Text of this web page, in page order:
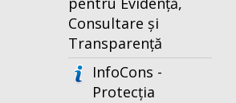
Consultare și
Transparență
InfoCons -
Protecția